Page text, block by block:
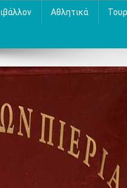
Αθλητικά